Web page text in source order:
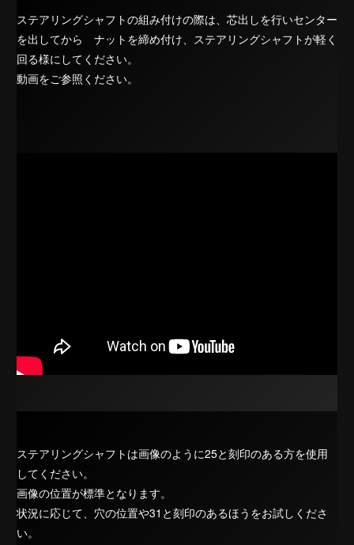
ステアリングシャフトの組み付けの際は、芯出しを行いセンター
を出してから ナットを締め付け、ステアリングシャフトが軽く
回る様にしてください。
動画をご参照ください。
ステアリングシャフトは画像のように25と刻印のある方を使用
してください。
画像の位置が標準となります。
状況に応じて、穴の位置や31と刻印のあるほうをお試しくださ
い。